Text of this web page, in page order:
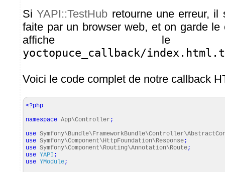
SiYAPI::TestHub retourne une erreur, il
faite par un browser web, et on garde le
affiche le
yoctopuce_callback/
Voici le code complet de notre callback
<?php
namespace App\Controller ;
use
use Symfony\Component\HttpFoundation\Response;
use Symfony\Component\Routing\Annotation\Route;
use YAPI ;
use YModule;